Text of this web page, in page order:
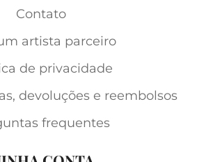
Contato
artista parceiro
de privacidade
devoluções e reembolsos
frequentes